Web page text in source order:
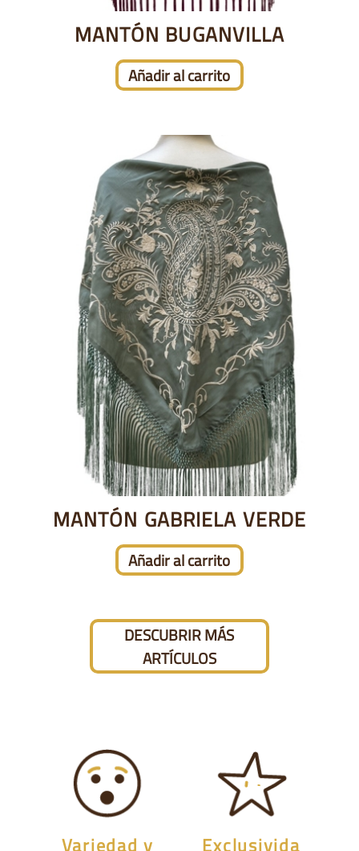
MANTÓN BUGANVILLA
Añadir al carrito
MANTÓN GABRIELA VERDE
Añadir al carrito
DESCUBRIR MÁS
ARTÍCULOS
Variedad y Exclusivida